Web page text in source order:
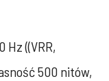
Hz ((VRR,
500 nitów,